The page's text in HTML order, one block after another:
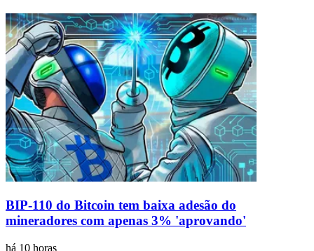
BIP-110 do Bitcoin tem baixa adesão do
mineradores com apenas 3% 'aprovando'
há 10 horas